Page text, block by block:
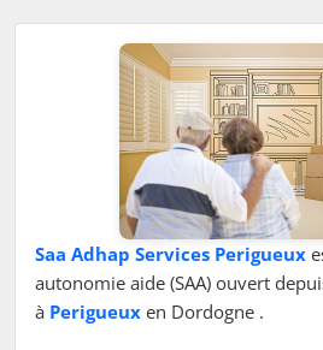
Saa Adhap Services Perigueux
autonomie aide (SAA) ouvert
à Perigueux en Dordogne .